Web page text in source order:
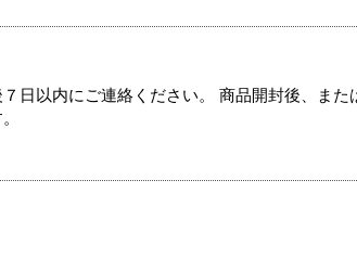
日以内にご連絡ください。 商品開封後、また